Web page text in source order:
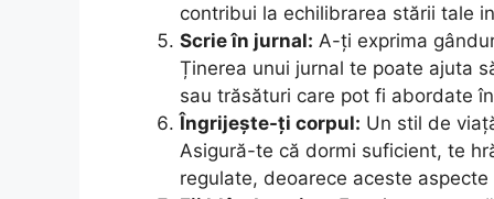
contribui la echilibrarea stării tale
Scrie în jurnal: A-ți exprima
Ținerea unui jurnal te poate ajuta
sau trăsături care pot fi abordate
Îngrijește-ți corpul: Un stil de
Asigură-te că dormi suficient, te
regulate, deoarece aceste